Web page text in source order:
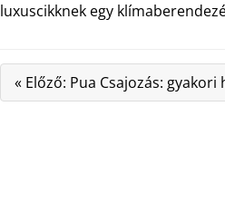
luxuscikknek egy
« Előző: Pua Csajozás: gyakori